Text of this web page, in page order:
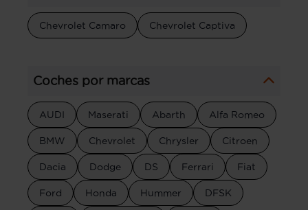
Chevrolet Camaro Chevrolet Captiva
Coches por marcas
AUDI Maserati Abarth Alfa Romeo
BMW Chevrolet Chrysler Citroen
Dacia Dodge DS Ferrari Fiat
Ford Honda Hummer DFSK